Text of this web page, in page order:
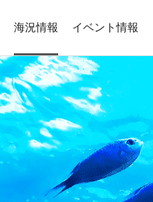
海況情報 イベント情報